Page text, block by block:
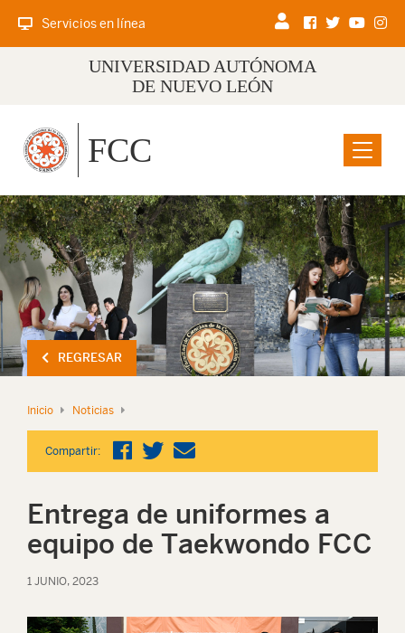
Servicios en línea
UNIVERSIDAD AUTÓNOMA
DE NUEVO LEÓN
Menu
FCC
REGRESAR
Inicio Noticias
Compartir:
Entrega de uniformes a
equipo de Taekwondo FCC
1 JUNIO, 2023